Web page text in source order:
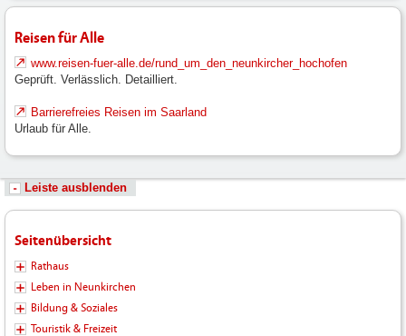
Reisen für Alle
www.reisen-fuer-alle.de/rund_um_den_neunkircher_hochofen
Geprüft. Verlässlich. Detailliert.
Barrierefreies Reisen im Saarland
Urlaub für Alle.
Leiste ausblenden
Seitenübersicht
Rathaus
Leben in Neunkirchen
Bildung & Soziales
Touristik & Freizeit